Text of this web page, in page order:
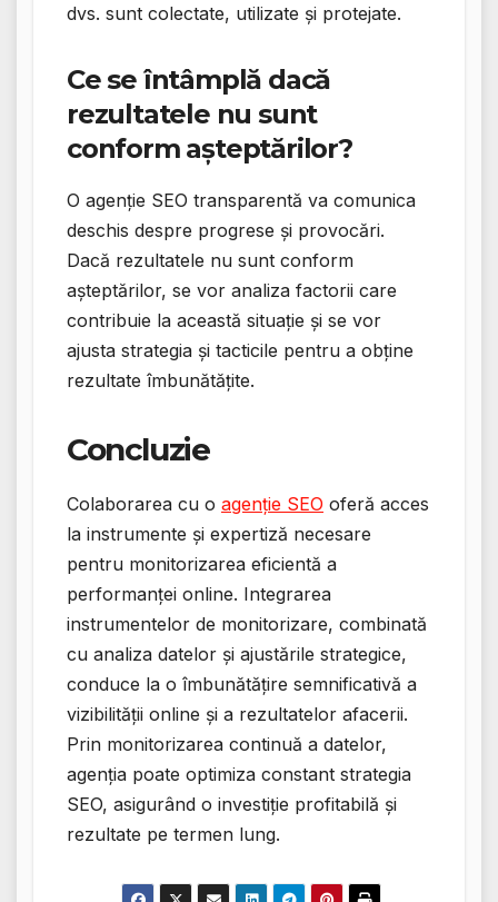
dvs. sunt colectate, utilizate și protejate.
Ce se întâmplă dacă
rezultatele nu sunt
conform așteptărilor?
O agenție SEO transparentă va comunica
deschis despre progrese și provocări.
Dacă rezultatele nu sunt conform
așteptărilor, se vor analiza factorii care
contribuie la această situație și se vor
ajusta strategia și tacticile pentru a obține
rezultate îmbunătățite.
Concluzie
Colaborarea cu o agenție SEO oferă acces
la instrumente și expertiză necesare
pentru monitorizarea eficientă a
performanței online. Integrarea
instrumentelor de monitorizare, combinată
cu analiza datelor și ajustările strategice,
conduce la o îmbunătățire semnificativă a
vizibilității online și a rezultatelor afacerii.
Prin monitorizarea continuă a datelor,
agenția poate optimiza constant strategia
SEO, asigurând o investiție profitabilă și
rezultate pe termen lung.